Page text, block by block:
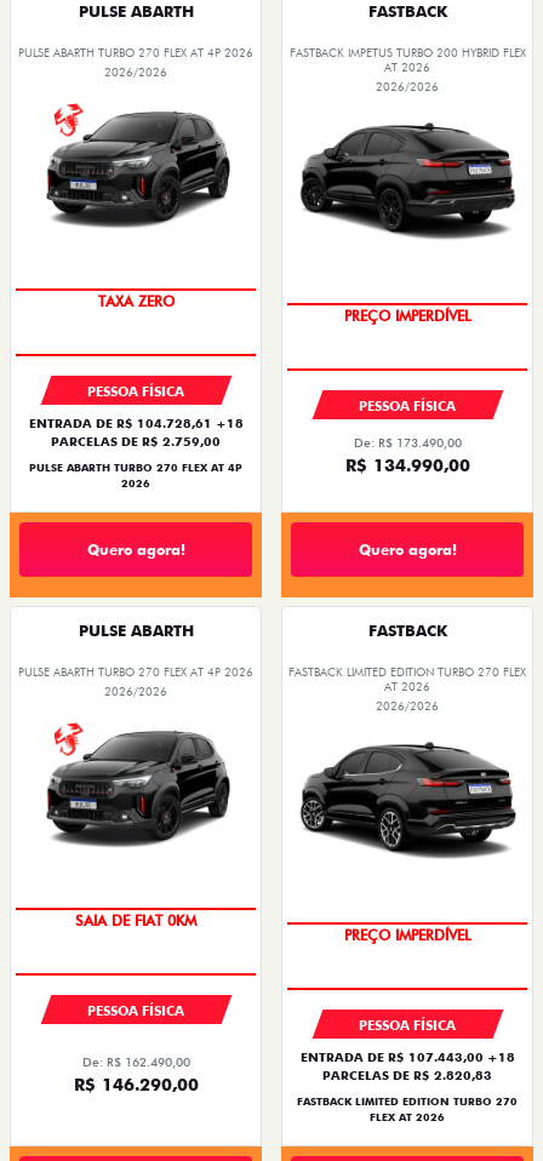
PULSE ABARTH
PULSE ABARTH TURBO 270 FLEX AT 4P 2026
2026/2026
TAXA ZERO
PESSOA FÍSICA
ENTRADA DE R$ 104.728,61 +18
PARCELAS DE R$ 2.759,00
PULSE ABARTH TURBO 270 FLEX AT 4P
2026
Quero agora!
FASTBACK
FASTBACK IMPETUS TURBO 200 HYBRID FLEX
AT 2026
2026/2026
PREÇO IMPERDÍVEL
PESSOA FÍSICA
De: R$ 173.490,00
R$ 134.990,00
Quero agora!
PULSE ABARTH
PULSE ABARTH TURBO 270 FLEX AT 4P 2026
2026/2026
SAIA DE FIAT 0KM
PESSOA FÍSICA
De: R$ 162.490,00
R$ 146.290,00
FASTBACK
FASTBACK LIMITED EDITION TURBO 270 FLEX
AT 2026
2026/2026
PREÇO IMPERDÍVEL
PESSOA FÍSICA
ENTRADA DE R$ 107.443,00 +18
PARCELAS DE R$ 2.820,83
FASTBACK LIMITED EDITION TURBO 270
FLEX AT 2026